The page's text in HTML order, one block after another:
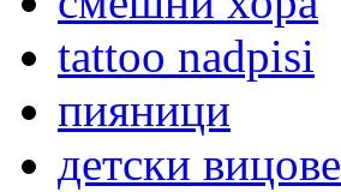
tattoo nadpisi
пияници
детски вицове